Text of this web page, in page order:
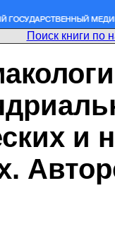
Поиск книги по
и